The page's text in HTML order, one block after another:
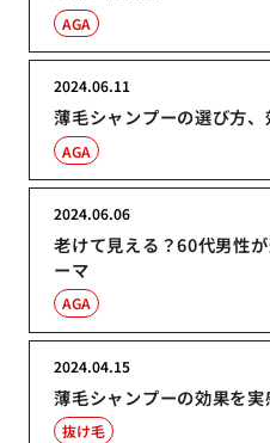
AGA
薄毛シャンプーの選び方
2024.06.11
AGA
老けて見える？60代男性
ーマ
2024.06.06
AGA
薄毛シャンプーの効果を
2024.04.15
抜け毛